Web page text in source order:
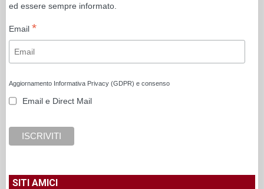
ed essere sempre informato.
Email *
Aggiornamento Informativa Privacy (GDPR) e consenso
Email e Direct Mail
SITI AMICI